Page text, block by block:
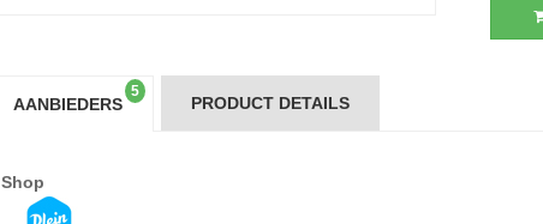
AANBIEDERS
5
PRODUCT DETAILS
Shop